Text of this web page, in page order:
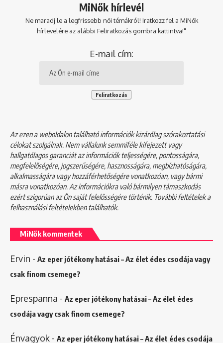
MiNők hírlevél
Ne maradj le a legfrissebb női témákról! Iratkozz fel a MiNők
hírlevelére az alábbi Feliratkozás gombra kattintva!"
E-mail cím:
Az ezen a weboldalon található információk kizárólag szórakoztatási
célokat szolgálnak. Nem vállalunk semmiféle kifejezett vagy
hallgatólagos garanciát az információk teljességére, pontosságára,
megfelelőségére, jogszerűségére, hasznosságára, megbízhatóságára,
alkalmasságára vagy hozzáférhetőségére vonatkozóan, vagy bármi
másra vonatkozóan. Az információkra való bármilyen támaszkodás
ezért szigorúan az Ön saját felelősségére történik. További feltételek a
felhasználási feltételekbentalálhatók.
MiNők kommentek
Ervin - Az eper jótékony hatásai – Az élet édes csodája vagy
csak finom csemege?
Eprespanna - Az eper jótékony hatásai – Az élet édes
csodája vagy csak finom csemege?
Énvagyok - Az eper jótékony hatásai – Az élet édes csodája